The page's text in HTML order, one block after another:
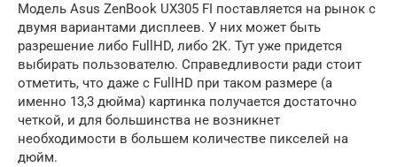
Модель Asus ZenBook UX305 FI поставляется на рынок с
двумя вариантами дисплеев. У них может быть
разрешение либо FullHD, либо 2К. Тут уже придется
выбирать пользователю. Справедливости ради стоит
отметить, что даже с FullHD при таком размере (а
именно 13,3 дюйма) картинка получается достаточно
четкой, и для большинства не возникнет
необходимости в большем количестве пикселей на
дюйм.